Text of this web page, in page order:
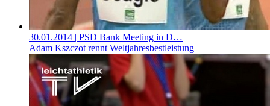
30.01.2014 | PSD Bank Meeting in D…
Adam Kszczot rennt Weltjahresbestleistung